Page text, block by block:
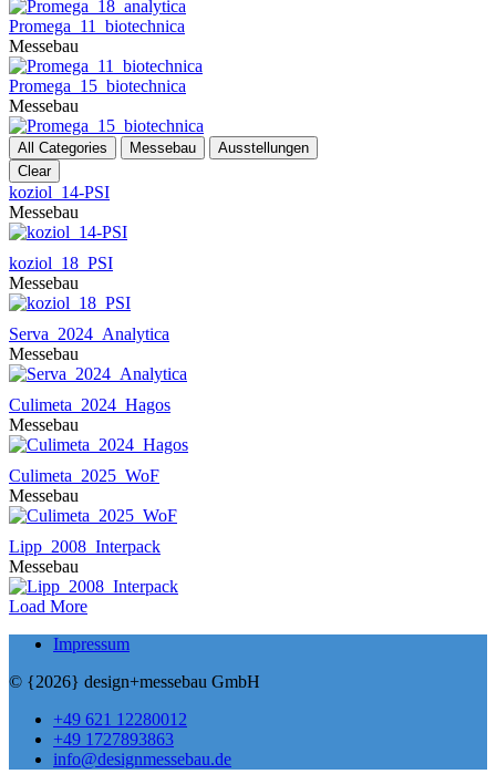
Promega_11_biotechnica
Messebau
Promega_15_biotechnica
Messebau
All Categories Messebau
Ausstellungen
Clear
koziol_14-PSI
Messebau
koziol_18_PSI
Messebau
Serva_2024_Analytica
Messebau
Culimeta_2024_Hagos
Messebau
Culimeta_2025_WoF
Messebau
Lipp_2008_Interpack
Messebau
Load More
Impressum
© {2026} design+messebau GmbH
+49 621 12280012
+49 1727893863
info@designmessebau.de